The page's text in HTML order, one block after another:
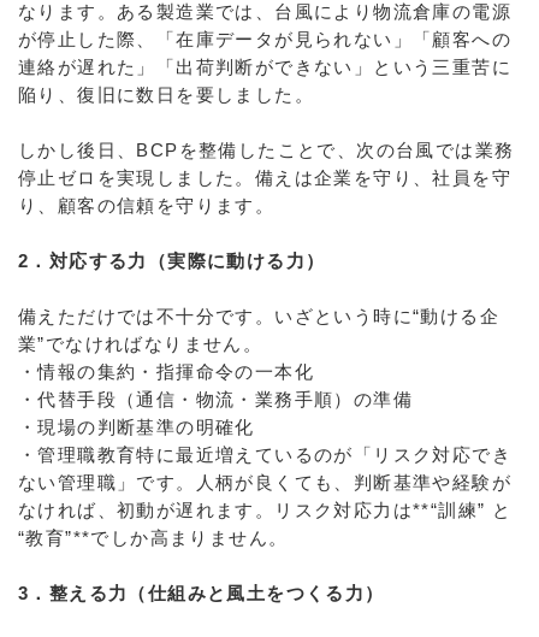
なります。ある製造業では、台風により物流倉庫の電源
が停止した際、「在庫データが見られない」「顧客への
連絡が遅れた」「出荷判断ができない」という三重苦に
陥り、復旧に数日を要しました。
しかし後日、BCPを整備したことで、次の台風では業務
停止ゼロを実現しました。備えは企業を守り、社員を守
り、顧客の信頼を守ります。
2．対応する力（実際に動ける力）
備えただけでは不十分です。いざという時に“動ける企
業”でなければなりません。
・情報の集約・指揮命令の一本化
・代替手段（通信・物流・業務手順）の準備
・現場の判断基準の明確化
・管理職教育特に最近増えているのが「リスク対応でき
ない管理職」です。人柄が良くても、判断基準や経験が
なければ、初動が遅れます。リスク対応力は**“訓練” と
“教育”**でしか高まりません。
3．整える力（仕組みと風土をつくる力）